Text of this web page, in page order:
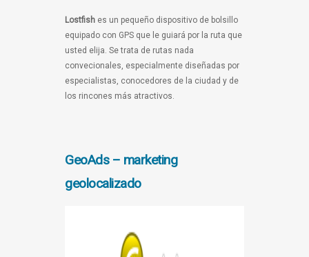
Lostfish es un pequeño dispositivo de bolsillo
equipado con GPS que le guiará por la ruta que
usted elija. Se trata de rutas nada
convecionales, especialmente diseñadas por
especialistas, conocedores de la ciudad y de
los rincones más atractivos.
GeoAds – marketing
geolocalizado